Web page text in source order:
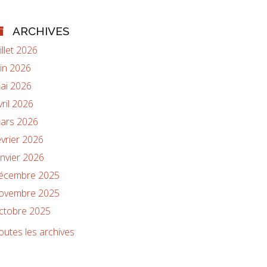
ARCHIVES
2026
2026
2026
2026
2026
2026
2026
2025
2025
2025
les archives